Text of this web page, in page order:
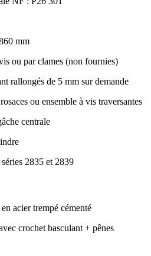
mm
ou par clames (non fournies)
rallongés de 5 mm sur demande
ou ensemble à vis traversantes
centrale
2835 et 2839
acier trempé cémenté
crochet basculant + pênes